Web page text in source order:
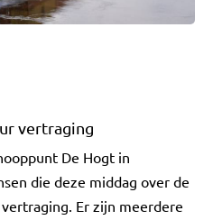
vertraging
De Hogt in
die deze middag over de
Er zijn meerdere